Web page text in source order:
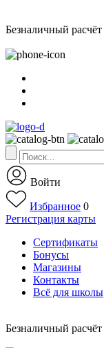
Безналичный расчёт
Войти
Избранное 0
Регистрация карты
Сертификаты
Бонусы
Магазины
Контакты
Всё для школы
Безналичный расчёт